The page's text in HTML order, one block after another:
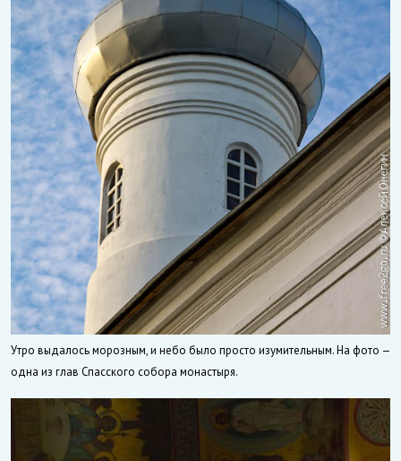
Утро выдалось морозным, и небо было просто изумительным. На фото —
одна из глав Спасского собора монастыря.